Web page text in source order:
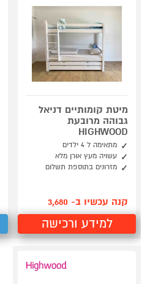
מיטת קומותיים דניאל
גבוהה מרובעת
HIGHWOOD
מתאימה ל 4 ילדים
עשויה מעץ אורן מלא
מזרונים בתוספת תשלום
קנה עכשיו ב- 3,680
למידע ורכישה